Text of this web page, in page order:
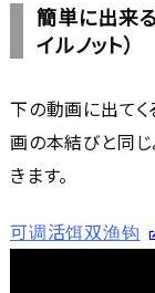
簡単に出来
イルノット）
下の動画に出て
画の本結びと同
きます。
可调活饵双渔钩